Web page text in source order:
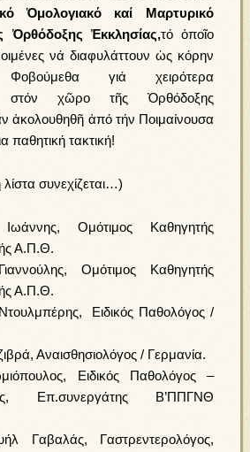
Ὁμολογιακό καί Μαρτυρικό
Ὀρθόδοξης Ἐκκλησίας,τό ὁποῖο
νά διαφυλάττουν ὡς κόρην
γιά χειρότερα
στόν χῶρο τῆς Ὀρθόδοξης
ἀκολουθηθῆ ἀπό τήν Ποιμαίνουσα
παθητική τακτική!
συνεχίζεται…)
Ιωάννης, Ομότιμος Καθηγητής
Α.Π.Θ.
Ομότιμος Καθηγητής
Α.Π.Θ.
Ειδικός Παθολόγος /
Αναισθησιολόγος / Γερμανία.
Ειδικός Παθολόγος –
Επ.συνεργάτης Β’ΠΠΓΝΘ
Γαβαλάς, Γαστρεντερολόγος,